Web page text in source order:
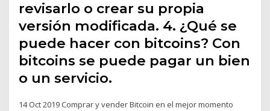
revisarlo o crear su propia
versión modificada. 4. ¿Qué se
puede hacer con bitcoins? Con
bitcoins se puede pagar un bien
o un servicio.
14 Oct 2019 Comprar y vender Bitcoin en el mejor momento